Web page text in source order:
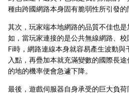
種由跨國網路本身固有脆弱性所引發的
其次，玩家端本地網路的品質不佳也
如，當玩家連接的是公共無線網路、
Fi時，網路連線本身就容易產生波動
入點，再疊加本就充滿變數的國際長
的地的機率便會急遽下降。
最後，遊戲伺服器自身承受的巨大負